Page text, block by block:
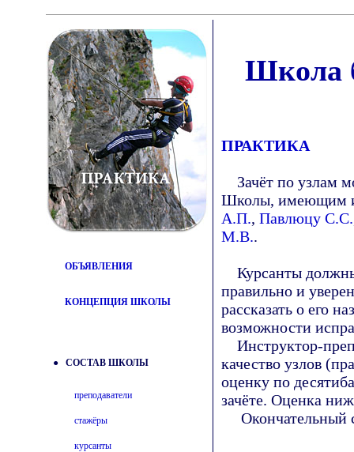
Школа
ПРАКТИКА
Зачёт по узлам
Школы, имеющим
А.П., Павлюцу С.С.
М.В..
Курсанты
правильно и
рассказать о его
возможности
Инструктор-
качество узлов
оценку по
зачёте. Оценка
Окончательный
ОБЪЯВЛЕНИЯ
КОНЦЕПЦИЯ ШКОЛЫ
● СОСТАВ ШКОЛЫ
преподаватели
стажёры
курсанты